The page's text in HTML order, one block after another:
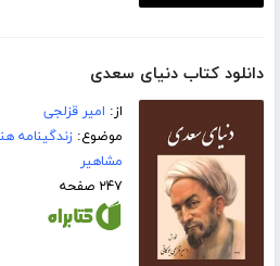
دانلود کتاب دنیای سعدی
از: امیر قزلجی
موضوع:زندگینامه
مشاهیر
۲۴۷ صفحه